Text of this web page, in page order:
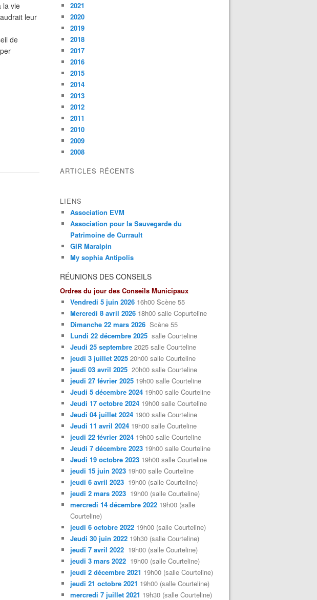
la vie
leur
de
2021
2020
2019
2018
2017
2016
2015
2014
2013
2012
2011
2010
2009
2008
ARTICLES RÉCENTS
LIENS
Association EVM
Association pour la Sauvegarde du
Patrimoine de Currault
GIR Maralpin
My sophia Antipolis
RÉUNIONS DES CONSEILS
Ordres du jour des Conseils Municipaux
Vendredi 5 juin 2026 16h00 Scène 55
Mercredi 8 avril 2026 18h00 salle Copurteline
Dimanche 22 mars 2026 Scène 55
Lundi 22 décembre 2025 salle Courteline
Jeudi 25 septembre 2025 salle Courteline
jeudi 3 juillet 2025 20h00 salle Courteline
jeudi 03 avril 2025 20h00 salle Courteline
jeudi 27 février 2025 19h00 salle Courteline
Jeudi 5 décembre 2024 19h00 salle Courteline
Jeudi 17 octobre 2024 19h00 salle Courteline
Jeudi 04 juillet 2024 1900 salle Courteline
Jeudi 11 avril 2024 19h00 salle Courteline
jeudi 22 février 2024 19h00 salle Courteline
Jeudi 7 décembre 2023 19h00 salle Courteline
Jeudi 19 octobre 2023 19h00 salle Courteline
jeudi 15 juin 2023 19h00 salle Courteline
jeudi 6 avril 2023 19h00 (salle Courteline)
jeudi 2 mars 2023 19h00 (salle Courteline)
mercredi 14 décembre 2022 19h00 (salle
Courteline)
jeudi 6 octobre 2022 19h00 (salle Courteline)
Jeudi 30 juin 2022 19h30 (salle Courteline)
jeudi 7 avril 2022 19h00 (salle Courteline)
jeudi 3 mars 2022 19h00 (salle Courteline)
jeudi 2 décembre 2021 19h00 (salle Courteline)
jeudi 21 octobre 2021 19h00 (salle Courteline)
mercredi 7 juillet 2021 19h30 (salle Courteline)